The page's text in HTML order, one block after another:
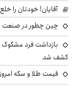
آقایان! خودتان را
چین چطور در صنعت
بازداشت فرد مشکوک
کشف شد
قیمت طلا و سکه امروز جمعه ۱۶